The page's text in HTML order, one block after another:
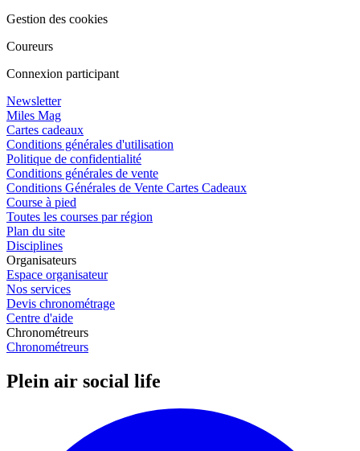
Gestion des cookies
Coureurs
Connexion participant
Newsletter
Miles Mag
Cartes cadeaux
Conditions générales d'utilisation
Politique de confidentialité
Conditions générales de vente
Conditions Générales de Vente Cartes Cadeaux
Course à pied
Toutes les courses par région
Plan du site
Disciplines
Organisateurs
Espace organisateur
Nos services
Devis chronométrage
Centre d'aide
Chronométreurs
Chronométreurs
Plein air social life